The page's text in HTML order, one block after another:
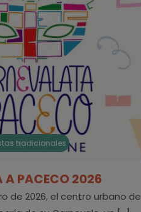
tradicionales
A PACECO 2026
de 2026, el centro urbano de